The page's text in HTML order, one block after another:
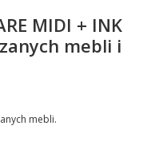
MIDI + INK
mebli i
mebli.